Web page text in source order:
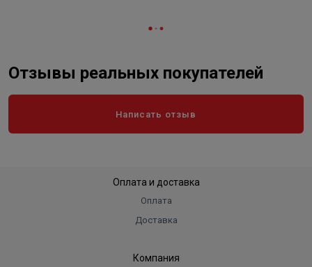
Отзывы реальных покупателей
Написать отзыв
Оплата и доставка
Оплата
Доставка
Компания